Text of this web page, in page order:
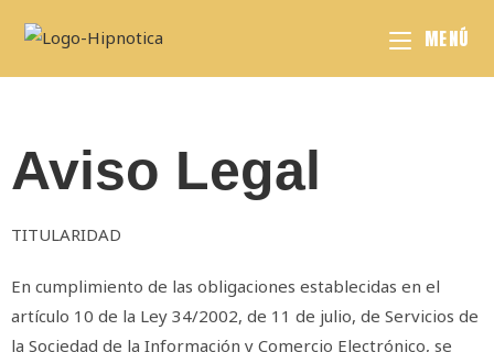
MENÚ
Aviso Legal
TITULARIDAD
En cumplimiento de las obligaciones establecidas en el
artículo 10 de la Ley 34/2002, de 11 de julio, de Servicios de
la Sociedad de la Información y Comercio Electrónico, se